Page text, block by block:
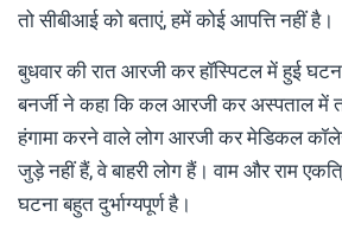
तो सीबीआई को बताएं, हमें कोई आपत्ति नहीं है।
बुधवार की रात आरजी कर हॉस्‍पि‍टल में हुई
बनर्जी ने कहा कि कल आरजी कर अस्पताल में
हंगामा करने वाले लोग आरजी कर मेडिकल
जुड़े नहीं हैं, वे बाहरी लोग हैं। वाम और राम
घटना बहुत दुर्भाग्यपूर्ण है।